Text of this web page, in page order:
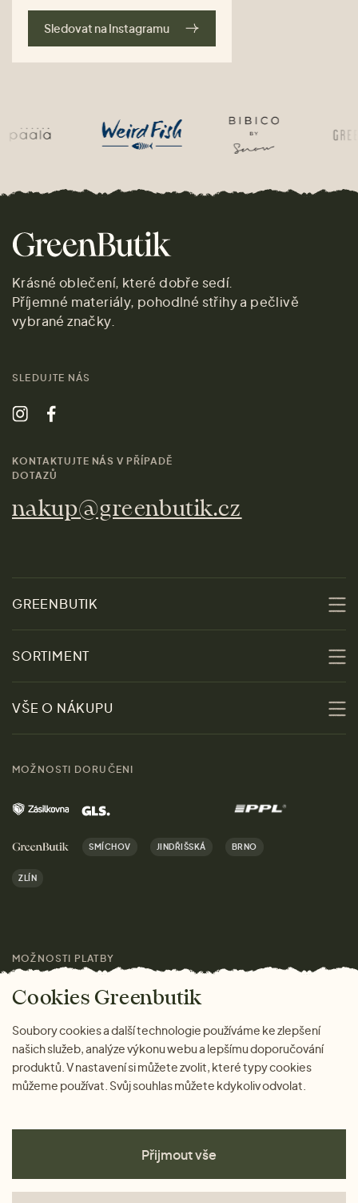
Sledovat na Instagramu
Krásné oblečení, které dobře sedí.
Příjemné materiály, pohodlné střihy a pečlivě
vybrané značky.
SLEDUJTE NÁS
KONTAKTUJTE NÁS V PŘÍPADĚ
DOTAZŮ
nakup@greenbutik.cz
GREENBUTIK
Udržitelnost
Obchody
Kontakt
Kariéra
Značky
Magazín
SORTIMENT
Slevy
Ženy
Muži
Domov
Dárky
VŠE O NÁKUPU
Výhody nákupu u nás
MOŽNOSTI DORUČENI
SMÍCHOV JINDŘIŠSKÁ BRNO
ZLÍN
MOŽNOSTI PLATBY
Cookies Greenbutik
Soubory cookies a další technologie používáme ke zlepšení
našich služeb, analýze výkonu webu a lepšímu doporučování
produktů. V nastavení si můžete zvolit, které typy cookies
můžeme používat. Svůj souhlas můžete kdykoliv odvolat.
Přijmout vše